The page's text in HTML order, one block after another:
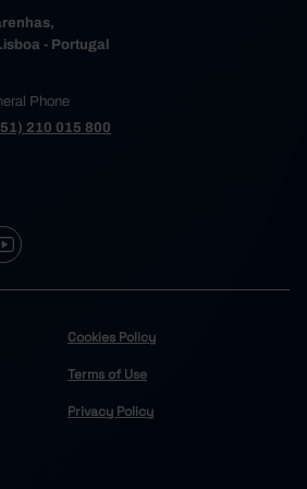
- Portugal
Phone
210 015 800
Cookies Policy
Terms of Use
Privacy Policy